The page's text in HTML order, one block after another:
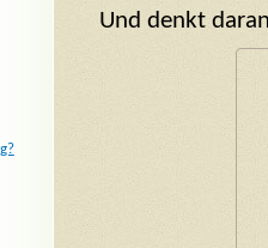
Und denkt